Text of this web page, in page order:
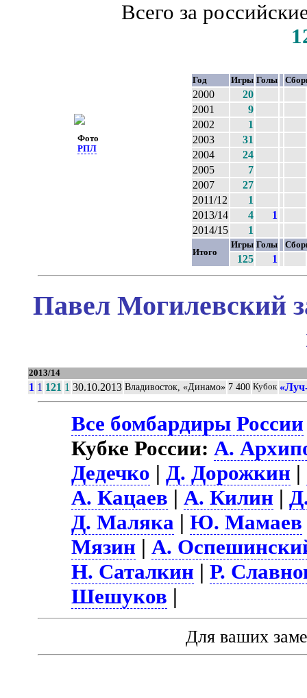
Фото
РПЛ
Всего за
Год Игры Голы
2000
20
2001
9
2002
1
2003
31
2004
24
2005
7
2007
27
2011/12
1
2013/14
4
1
2014/15
1
Итого
Игры Голы
125 1
Павел Могилевский
2013/14
1 1 121 1 30.10.2013 Владивосток, «Динамо» 7 400 Кубок
Все бомбардиры России
Кубке России:А.
Дедечко |Д. Дорожкин |
А. Кацаев |А. Килин |
Д. Маляка |Ю. Мамаев
Мязин |А.
Н. Саталкин |Р.
Шешуков |
Для ваших